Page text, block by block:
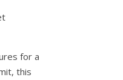
for a
this